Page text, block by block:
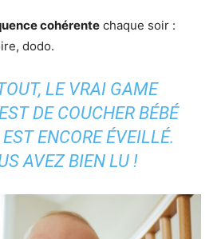
cohérente chaque soir :
dodo.
LE VRAI GAME
DE COUCHER BÉBÉ
ENCORE ÉVEILLÉ.
AVEZ BIEN LU !